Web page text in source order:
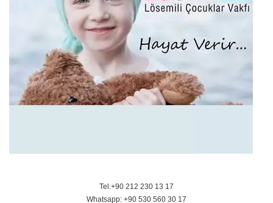
Tel:+90 212 230 13 17
Whatsapp: +90 530 560 30 17